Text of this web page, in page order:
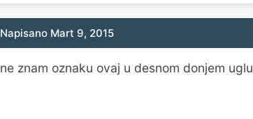
Napisano Mart 9, 2015
ne znam oznaku ovaj u desnom donjem uglu